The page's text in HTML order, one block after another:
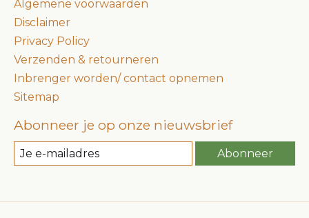
Algemene voorwaarden
Disclaimer
Privacy Policy
Verzenden & retourneren
Inbrenger worden/ contact opnemen
Sitemap
Abonneer je op onze nieuwsbrief
Abonneer